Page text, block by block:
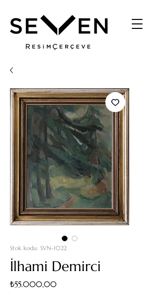
Stok kodu: SVN-1022
İlhami Demirci
₺55.000,00Fiyat